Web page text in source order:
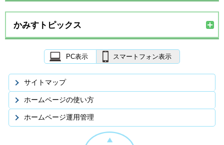
かみすトピックス
PC表示 スマートフォン表示
サイトマップ
ホームページの使い方
ホームページ運用管理